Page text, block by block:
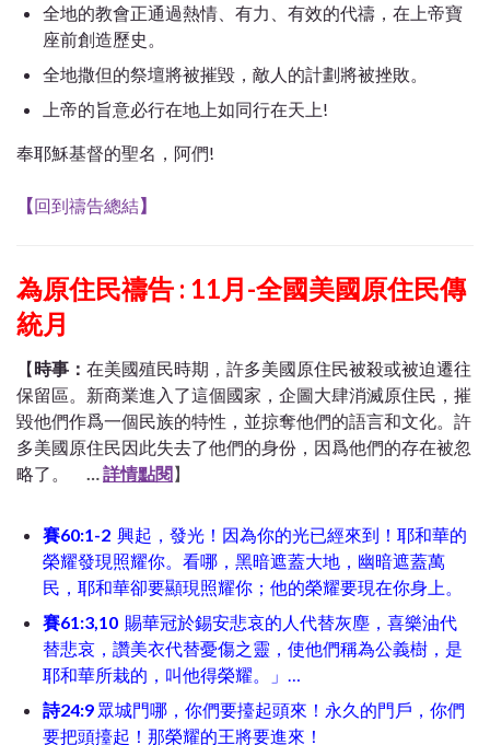
全地的教會正通過熱情、有力、有效的代禱，在上帝寶
座前創造歷史。
全地撒但的祭壇將被摧毀，敵人的計劃將被挫敗。
上帝的旨意必行在地上如同行在天上!
奉耶穌基督的聖名，阿們!
【回到禱告總結】
為原住民禱告 : 11月-全國美國原住民傳
統月
【時事： 在美國殖民時期，許多美國原住民被殺或被迫遷往
保留區。新商業進入了這個國家，企圖大肆消滅原住民，摧
毀他們作爲一個民族的特性，並掠奪他們的語言和文化。許
多美國原住民因此失去了他們的身份，因爲他們的存在被忽
略了。
詳情點閱】
賽60:1-2 興起，發光！因為你的光已經來到！耶和華的
榮耀發現照耀你。看哪，黑暗遮蓋大地，幽暗遮蓋萬
民，耶和華卻要顯現照耀你；他的榮耀要現在你身上。
賽61:3,10 賜華冠於錫安悲哀的人代替灰塵，喜樂油代
替悲哀，讚美衣代替憂傷之靈，使他們稱為公義樹，是
耶和華所栽的，叫他得榮耀。」…
詩24:9 眾城門哪，你們要擡起頭來！永久的門戶，你們
要把頭擡起！那榮耀的王將要進來！